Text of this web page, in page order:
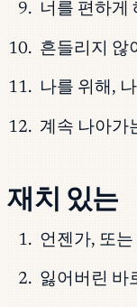
너를 편하게
흔들리지 않
나를 위해,
계속 나아가
재치 있는
언젠가, 또
잃어버린 바